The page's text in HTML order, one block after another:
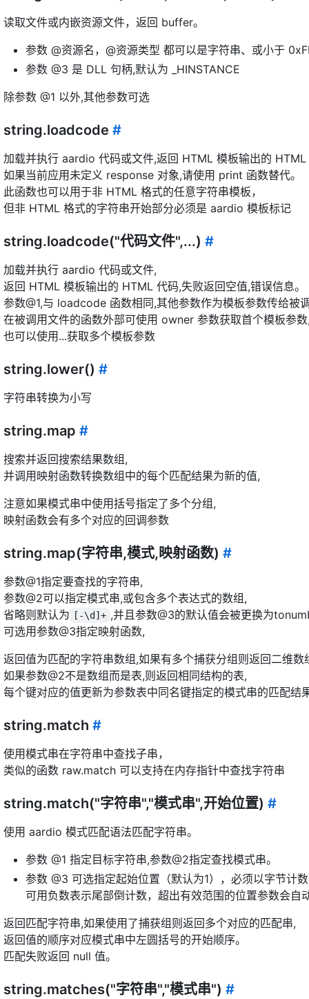
读取文件或内嵌资源文件，返回 buffer。
参数 @资源名，@资源类型 都可以是字符串、或小于
参数 @3 是 DLL 句柄,默认为 _HINSTANCE
除参数 @1 以外,其他参数可选
string.loadcode #
加载并执行 aardio 代码或文件,返回 HTML 模板输出的 HTML
如果当前应用未定义 response 对象,请使用 print 函数替代。
此函数也可以用于非 HTML 格式的任意字符串模板，
但非 HTML 格式的字符串开始部分必须是 aardio 模板标记
string.loadcode("代码文件",...) #
加载并执行 aardio 代码或文件,
返回 HTML 模板输出的 HTML 代码,失败返回空值,错误信息。
参数@1,与 loadcode 函数相同,其他参数作为模板参数传给被
在被调用文件的函数外部可使用 owner 参数获取首个模板参
也可以使用...获取多个模板参数
string.lower() #
字符串转换为小写
string.map #
搜索并返回搜索结果数组,
并调用映射函数转换数组中的每个匹配结果为新的值,
注意如果模式串中使用括号指定了多个分组,
映射函数会有多个对应的回调参数
string.map(字符串,模式,映射函数) #
参数@1指定要查找的字符串,
参数@2可以指定模式串,或包含多个表达式的数组,
省略则默认为
[-\d]+ ,并且参数@3的默认值会被更换为
可选用参数@3指定映射函数,
返回值为匹配的字符串数组,如果有多个捕获分组则返回二维数
如果参数@2不是数组而是表,则返回相同结构的表,
每个键对应的值更新为参数表中同名键指定的模式串的匹配结
string.match #
使用模式串在字符串中查找子串，
类似的函数 raw.match 可以支持在内存指针中查找字符串
string.match("字符串","模式串",开始位置) #
使用 aardio 模式匹配语法匹配字符串。
参数 @1 指定目标字符串,参数@2指定查找模式串。
参数 @3 可选指定起始位置（默认为1），必须以字节计
可用负数表示尾部倒计数，超出有效范围的位置参数会自
返回匹配字符串,如果使用了捕获组则返回多个对应的匹配串,
返回值的顺序对应模式串中左圆括号的开始顺序。
匹配失败返回 null 值。
string.matches("字符串","模式串") #